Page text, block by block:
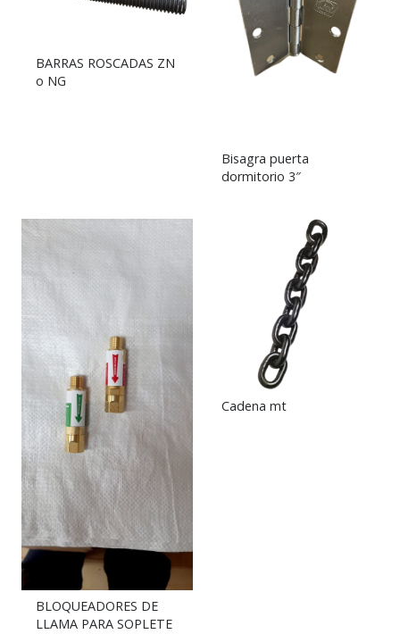
BARRAS ROSCADAS ZN
o NG
Bisagra puerta
dormitorio 3″
BLOQUEADORES DE
LLAMA PARA SOPLETE
Cadena mt